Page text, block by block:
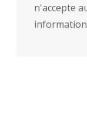
n'accepte